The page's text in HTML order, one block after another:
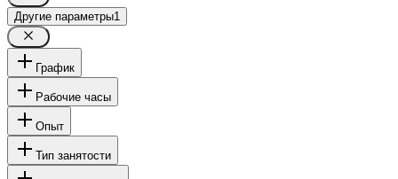
Другие параметры1
График
Рабочие часы
Опыт
Тип занятости